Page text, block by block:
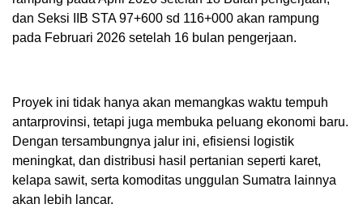
dan Seksi IIB STA 97+600 sd 116+000 akan rampung
pada Februari 2026 setelah 16 bulan pengerjaan.
Proyek ini tidak hanya akan memangkas waktu tempuh
antarprovinsi, tetapi juga membuka peluang ekonomi baru.
Dengan tersambungnya jalur ini, efisiensi logistik
meningkat, dan distribusi hasil pertanian seperti karet,
kelapa sawit, serta komoditas unggulan Sumatra lainnya
akan lebih lancar.